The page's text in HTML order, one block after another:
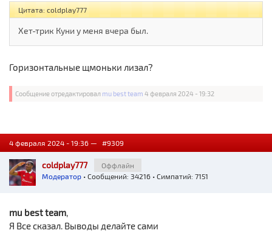
Цитата: coldplay777
Хет-трик Куни у меня вчера был.
Горизонтальные щмоньки лизал?
Сообщение отредактировал mu best team 4 февраля 2024 - 19:32
4 февраля 2024 - 19:36 — #9309
coldplay777
Оффлайн
Модератор • Сообщений: 34216 • Симпатий: 7151
mu best team,
Я Все сказал. Выводы делайте сами